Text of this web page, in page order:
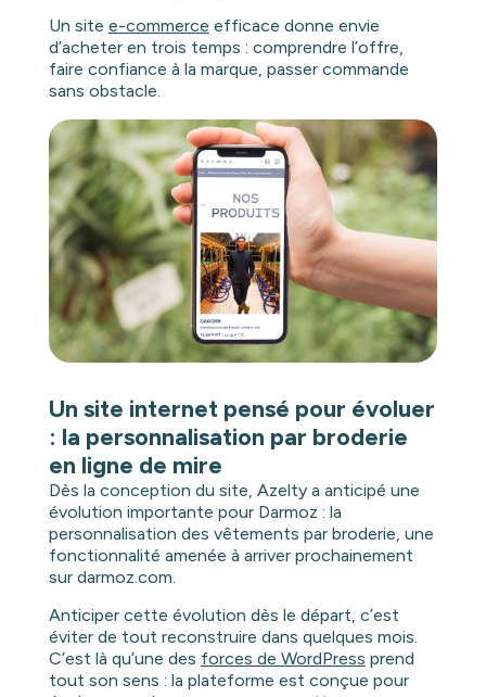
Un site e-commerce efficace donne envie
d’acheter en trois temps : comprendre l’offre,
faire confiance à la marque, passer commande
sans obstacle.
Un site internet pensé pour évoluer
: la personnalisation par broderie
en ligne de mire
Dès la conception du site, Azelty a anticipé une
évolution importante pour Darmoz : la
personnalisation des vêtements par broderie, une
fonctionnalité amenée à arriver prochainement
sur darmoz.com.
Anticiper cette évolution dès le départ, c’est
éviter de tout reconstruire dans quelques mois.
C’est là qu’une des forces de WordPress prend
tout son sens : la plateforme est conçue pour